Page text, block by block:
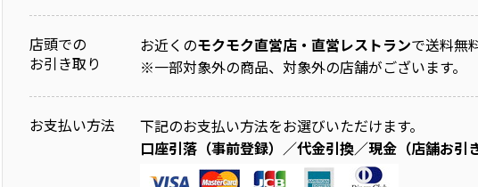
店頭での
お引き取り
お近くのモクモク直営店・直営レストランで送料無
※一部対象外の商品、対象外の店舗がございます。
お支払い方法
下記のお支払い方法をお選びいただけます。
口座引落（事前登録）／代金引換／現金（店舗お引